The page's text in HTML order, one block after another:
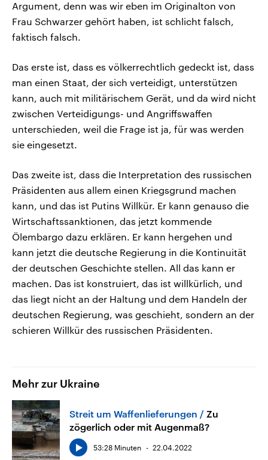
Argument, denn was wir eben im Originalton von
Frau Schwarzer gehört haben, ist schlicht falsch,
faktisch falsch.
Das erste ist, dass es völkerrechtlich gedeckt ist, dass
man einen Staat, der sich verteidigt, unterstützen
kann, auch mit militärischem Gerät, und da wird nicht
zwischen Verteidigungs- und Angriffswaffen
unterschieden, weil die Frage ist ja, für was werden
sie eingesetzt.
Das zweite ist, dass die Interpretation des russischen
Präsidenten aus allem einen Kriegsgrund machen
kann, und das ist Putins Willkür. Er kann genauso die
Wirtschaftssanktionen, das jetzt kommende
Ölembargo dazu erklären. Er kann hergehen und
kann jetzt die deutsche Regierung in die Kontinuität
der deutschen Geschichte stellen. All das kann er
machen. Das ist konstruiert, das ist willkürlich, und
das liegt nicht an der Haltung und dem Handeln der
deutschen Regierung, was geschieht, sondern an der
schieren Willkür des russischen Präsidenten.
Mehr zur Ukraine
Streit um Waffenlieferungen
Zu
zögerlich oder mit Augenmaß?
53:28 Minuten 22.04.2022